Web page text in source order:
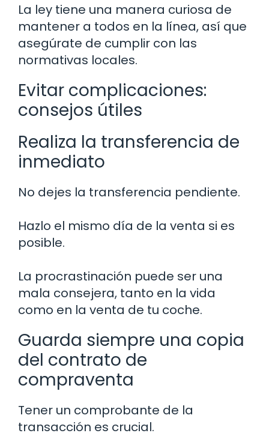
La ley tiene una manera curiosa de
mantener a todos en la línea, así que
asegúrate de cumplir con las
normativas locales.
Evitar complicaciones:
consejos útiles
Realiza la transferencia de
inmediato
No dejes la transferencia pendiente.
Hazlo el mismo día de la venta si es
posible.
La procrastinación puede ser una
mala consejera, tanto en la vida
como en la venta de tu coche.
Guarda siempre una copia
del contrato de
compraventa
Tener un comprobante de la
transacción es crucial.